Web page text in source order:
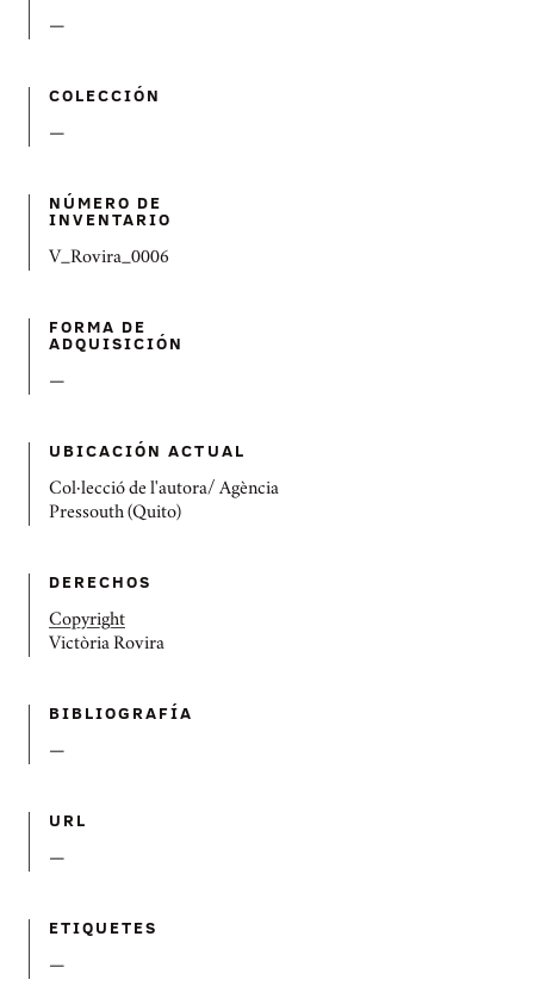
—
COLECCIÓN
—
NÚMERO DE
INVENTARIO
V_Rovira_0006
FORMA DE
ADQUISICIÓN
—
UBICACIÓN ACTUAL
Col·lecció de l'autora/ Agència
Pressouth (Quito)
DERECHOS
Copyright
Victòria Rovira
BIBLIOGRAFÍ­A
—
URL
—
ETIQUETES
—